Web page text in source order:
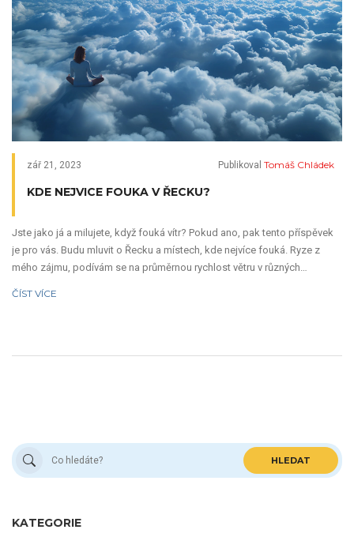
zář 21, 2023 Publikoval Tomáš Chládek
KDE NEJVICE FOUKA V ŘECKU?
Jste jako já a milujete, když fouká vítr? Pokud ano, pak tento příspěvek
je pro vás. Budu mluvit o Řecku a místech, kde nejvíce fouká. Ryze z
mého zájmu, podívám se na průměrnou rychlost větru v různých
ČÍST VÍCE
HLEDAT
KATEGORIE